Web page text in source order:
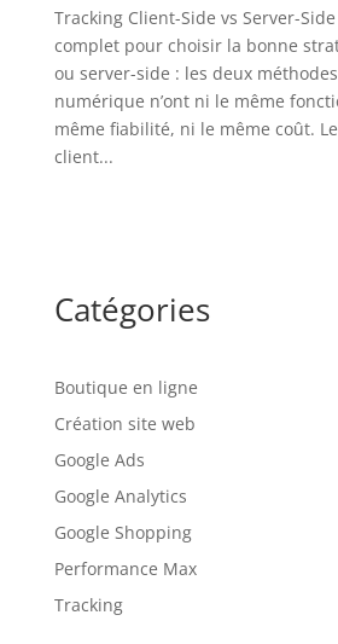
Tracking Client-Side vs Server-
complet pour choisir la bonne
ou server-side : les deux
numérique n’ont ni le même
même fiabilité, ni le même coût.
client...
Catégories
Boutique en ligne
Création site web
Google Ads
Google Analytics
Google Shopping
Performance Max
Tracking